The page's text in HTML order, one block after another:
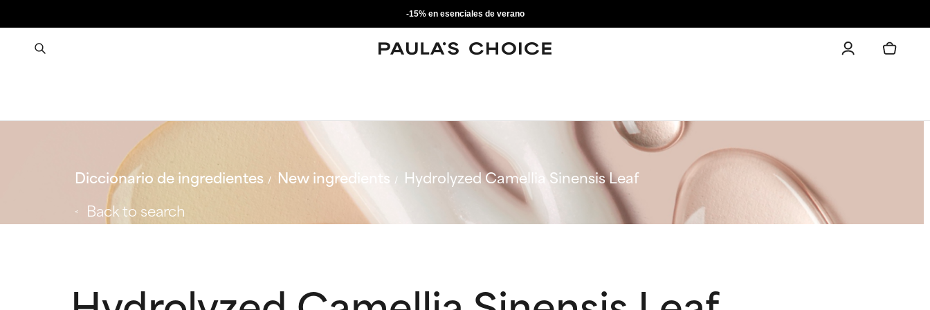
-15% en esenciales de verano
Diccionario de ingredientes New ingredients
Hydrolyzed Camellia Sinensis Leaf
Back to search